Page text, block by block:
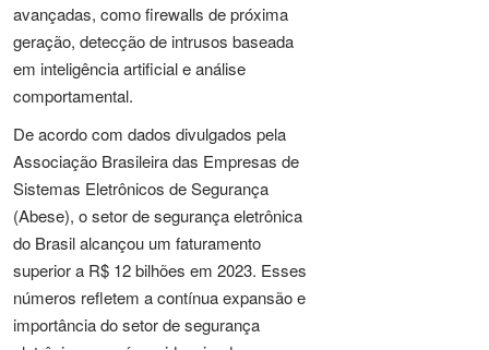
avançadas, como firewalls de próxima
geração, detecção de intrusos baseada
em inteligência artificial e análise
comportamental.
De acordo com dados divulgados pela
Associação Brasileira das Empresas de
Sistemas Eletrônicos de Segurança
(Abese), o setor de segurança eletrônica
do Brasil alcançou um faturamento
superior a R$ 12 bilhões em 2023. Esses
números refletem a contínua expansão e
importância do setor de segurança